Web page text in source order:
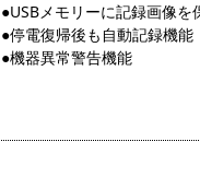
●USBメモリーに記録画像を
●停電復帰後も自動記録機能
●機器異常警告機能